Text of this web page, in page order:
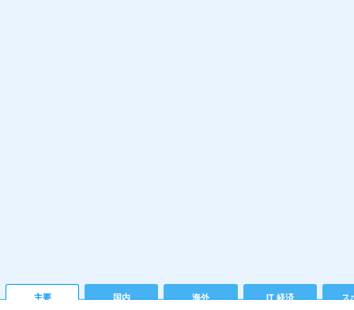
主要 国内 海外 IT 経済 ス